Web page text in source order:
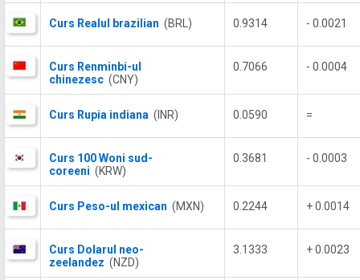
Curs Realul brazilian (BRL) 0.9314 - 0.0021
Curs Renminbi-ul
chinezesc (CNY)
0.7066 - 0.0004
Curs Rupia indiana (INR) 0.0590 =
Curs 100 Woni sud-
coreeni (KRW)
0.3681 - 0.0003
Curs Peso-ul mexican (MXN) 0.2244 + 0.0014
Curs Dolarul neo-
zeelandez (NZD)
3.1333 + 0.0023